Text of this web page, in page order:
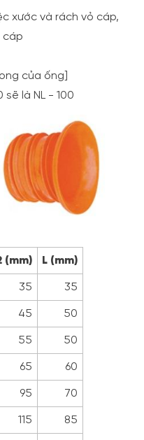
xước và rách vỏ cáp,
cáp
của ống]
là NL - 100
(mm) L (mm)
35 35
45 50
55 50
65 60
95 70
115 85